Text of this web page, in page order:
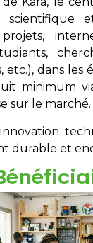
scientifique
dans les
minimum
sur le marché.
durable et
diplômés
acteurs